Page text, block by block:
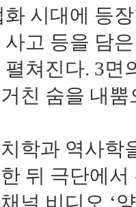
화 시대에 등
고 등을 담
펼쳐진다. 3면
친 숨을 내
학과 역사학
뒤 극단에
널 비디오 ‘